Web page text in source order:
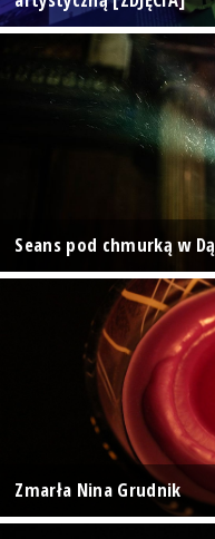
Seans pod chmurką w
Zmarła Nina Grudnik